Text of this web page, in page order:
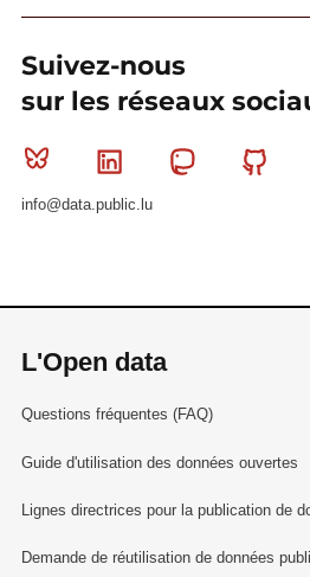
Suivez-nous
sur les réseaux
Bluesky Linkedin Mastodon
info@data.public.lu
L'Open data
Questions fréquentes (FAQ)
Guide d'utilisation des données ouvertes
Lignes directrices pour la publication de
Demande de réutilisation de données